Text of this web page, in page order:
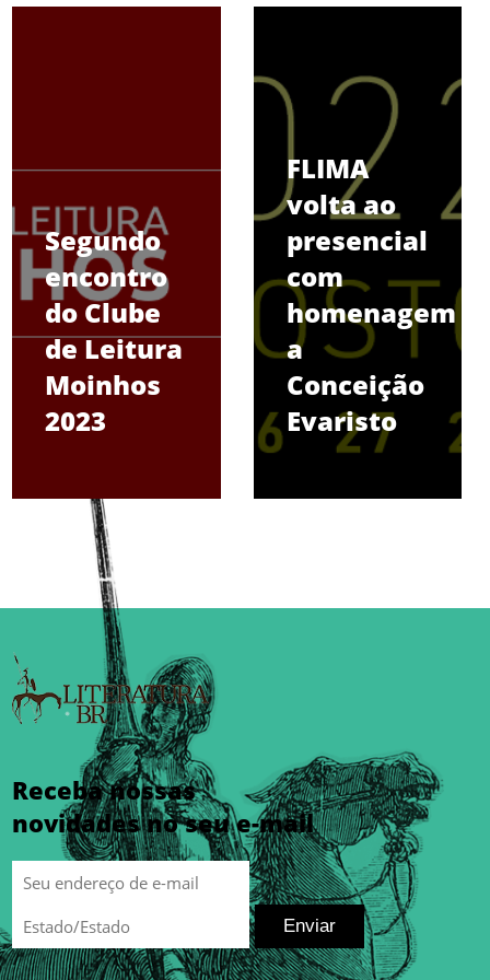
Segundo
encontro
do Clube
de Leitura
Moinhos
2023
FLIMA
volta ao
presencial
com
homenagem
a
Conceição
Evaristo
Receba nossas
novidades no seu e-mail
Enviar